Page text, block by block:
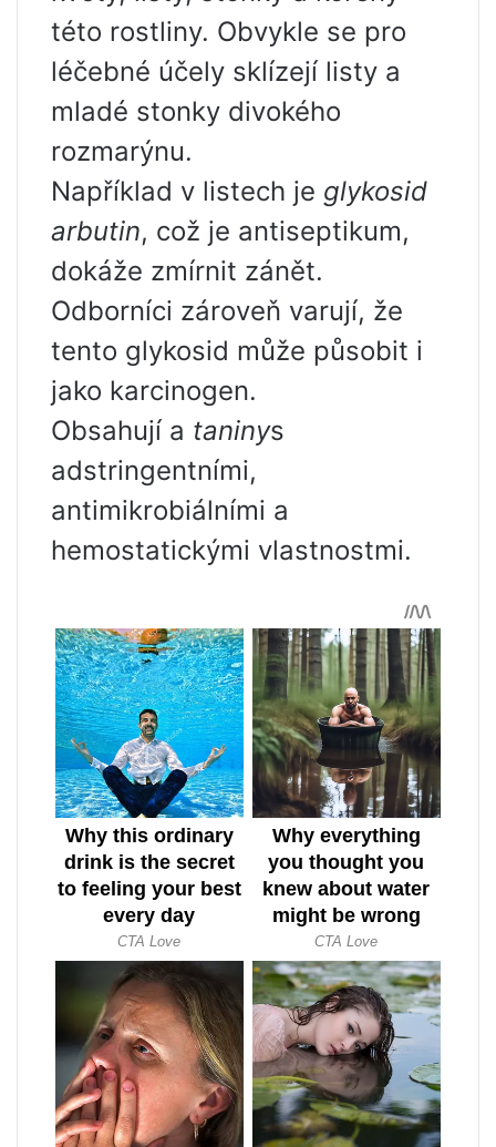
této rostliny. Obvykle se pro
léčebné účely sklízejí listy a
mladé stonky divokého
rozmarýnu.
Například v listech je glykosid
arbutin, což je antiseptikum,
dokáže zmírnit zánět.
Odborníci zároveň varují, že
tento glykosid může působit i
jako karcinogen.
Obsahují a taninys
adstringentními,
antimikrobiálními a
hemostatickými vlastnostmi.